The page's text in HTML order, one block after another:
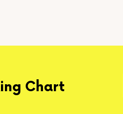
Chart